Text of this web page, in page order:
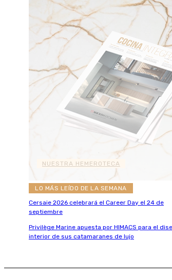
NUESTRA HEMEROTECA
LO MÁS LEÍDO DE LA SEMANA
Cersaie 2026 celebrará el Career Day el 24 de
septiembre
Privilège Marine apuesta por HIMACS para el
interior de sus catamaranes de lujo